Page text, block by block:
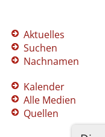
Aktuelles
Suchen
Nachnamen
Kalender
Alle Medien
Quellen